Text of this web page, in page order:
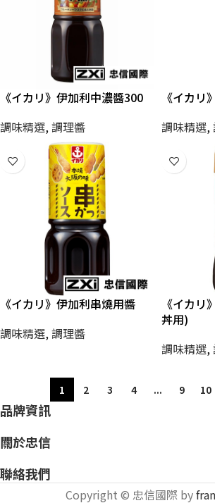
《イカリ》伊加利中濃醬300
調味精選,調理醬
《イカリ
調味精選,
《イカリ》伊加利串燒用醬
調味精選,調理醬
《イカリ
丼用)
調味精選,
1 2 3 4 ... 9 10
品牌資訊
關於忠信
聯絡我們
Copyright © 忠信國際 by